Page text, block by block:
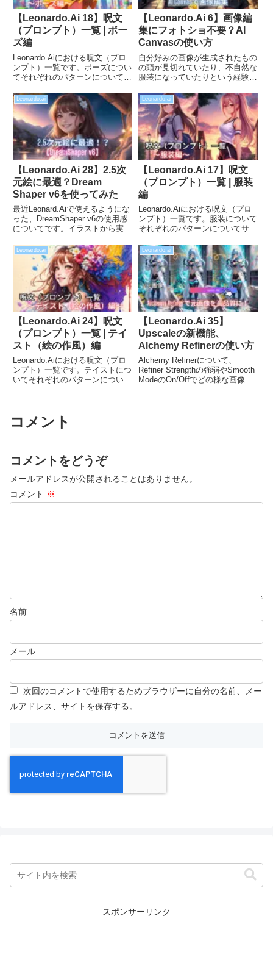
【Leonardo.Ai 18】呪文
（プロンプト）一覧 | ポー
ズ編
Leonardo.Aiにおける呪文（プロ
ンプト）一覧です。ポーズについ
てそれぞれのパターンについてサ
す。「ポーズが思い通りいかな
い」、「こんなポーズにしたいの
に」といった悩みの一助になれば
幸いです。
【Leonardo.Ai 6】画像編
集にフォトショ不要？AI
Canvasの使い方
自分好みの画像が生成されたもの
の頭が見切れていたり、不自然な
服装になっていたりという経験は
奇跡の１枚なのに！」そんな時は
AI Canvasを使えば、見切れてい
る箇所を追加したり、服装や背景
など自分好みに後から修正できま
す。
Leonardo.ai
【Leonardo.Ai 28】2.5次
元絵に最適？Dream
Shaper v6を使ってみた
最近Leonard.Aiで使えるようにな
った、DreamShaper v6の使用感
についてです。イラストから実写
特にゲームCGの様な2.5次元キャ
ラを生成してみたい人にはかなり
使い勝手が良いモデルだと思いま
Leonardo.ai
【Leonardo.Ai 17】呪文
（プロンプト）一覧 | 服装
編
Leonardo.Aiにおける呪文（プロ
ンプト）一覧です。服装について
それぞれのパターンについてサン
「服装が思い通りいかない」、
「こんな服装にしたいのに」とい
った悩みの一助になれば幸いで
す。
Leonardo.ai
【Leonardo.Ai 24】呪文
（プロンプト）一覧 | テイ
スト（絵の作風）編
Leonardo.Aiにおける呪文（プロ
ンプト）一覧です。テイストにつ
いてそれぞれのパターンについて
テイストの絵にしたいのに」とい
った悩みの一助になれば幸いで
Leonardo.ai
【Leonardo.Ai 35】
Upscaleの新機能、
Alchemy Refinerの使い方
Alchemy Refinerについて、
Refiner Strengthの強弱やSmooth
ModeのOn/Offでどの様な画像が
コメント
コメントをどうぞ
メールアドレスが公開されることはありません。
コメント ※
名前
メール
次回のコメントで使用するためブラウザーに自分の名前、メー
ルアドレス、サイトを保存する。
スポンサーリンク